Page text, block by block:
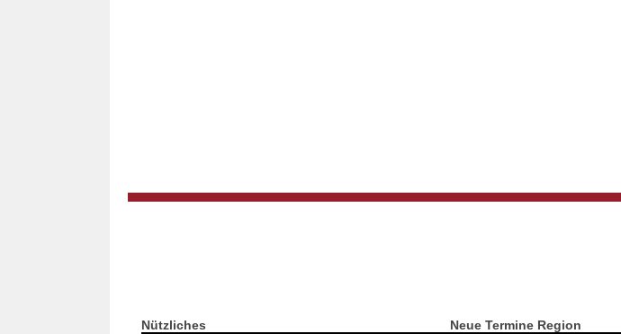
Nützliches
Neue Termine Region